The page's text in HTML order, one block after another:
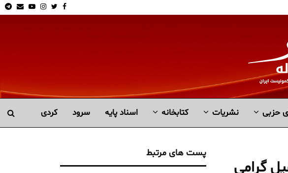
Facebook
Twitter
Instagram
Youtube
Email
حزبی نشریات کتابخانە اسناد پایه سرود کردی
گرامی
پست های مرتبط